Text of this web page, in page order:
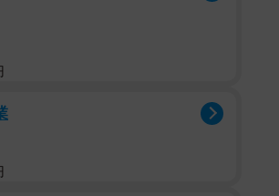
、不健康になりたいとは考えてい
フォーマンスにも影響が出そうだ
スクは高まってしまうのでしょう
形大学医学部の今田恒夫教授に話